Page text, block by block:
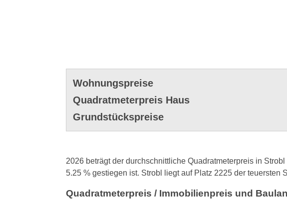
Wohnungspreise
Quadratmeterpreis Haus
Grundstückspreise
2026 beträgt der durchschnittliche Quadratmeterpreis in
5.25 % gestiegen ist. Strobl liegt auf Platz 2225 der teuersten
Quadratmeterpreis / Immobilienpreis und